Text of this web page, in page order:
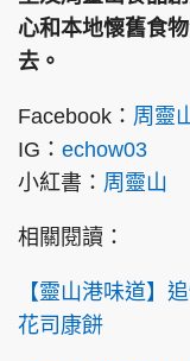
心和本地懷舊食
去。
Facebook： 周靈
IG： echow03
小紅書： 周靈山
相關閱讀：
【靈山港味道】
花司康餅